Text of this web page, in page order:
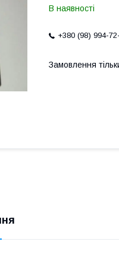
В наявності
+380 (98) 994-
Замовлення